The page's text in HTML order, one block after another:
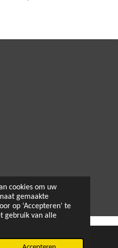
cookies om uw
gemaakte
op ‘Accepteren’ te
gebruik van alle